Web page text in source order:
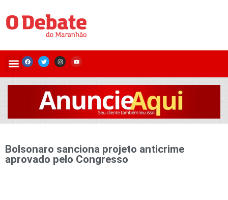
Bolsonaro sanciona projeto anticrime
aprovado pelo Congresso